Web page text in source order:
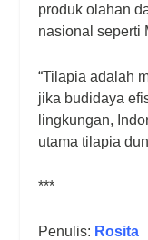
produk olahan
nasional seperti
“Tilapia adalah
jika budidaya
lingkungan,
utama tilapia
***
Penulis: Rosita